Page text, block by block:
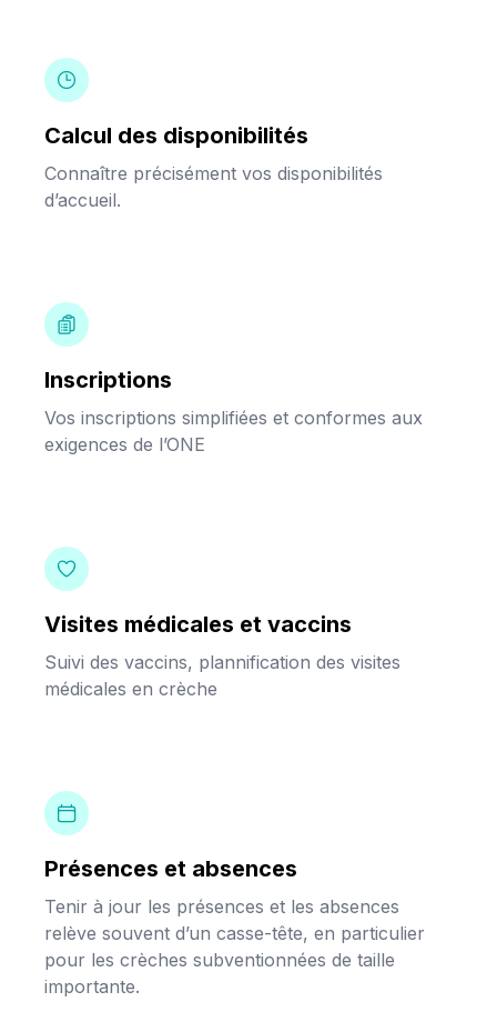
Calcul des disponibilités
Connaître précisément vos disponibilités
d’accueil.
Inscriptions
Vos inscriptions simplifiées et conformes aux
exigences de l’ONE
Visites médicales et vaccins
Suivi des vaccins, plannification des visites
médicales en crèche
Présences et absences
Tenir à jour les présences et les absences
relève souvent d’un casse-tête, en particulier
pour les crèches subventionnées de taille
importante.